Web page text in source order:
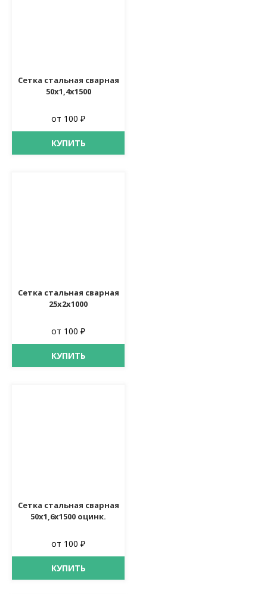
Сетка стальная сварная
50х1,4х1500
от 100 ₽
КУПИТЬ
Сетка стальная сварная
25х2х1000
от 100 ₽
КУПИТЬ
Сетка стальная сварная
50х1,6х1500 оцинк.
от 100 ₽
КУПИТЬ